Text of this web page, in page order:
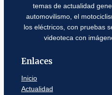
temas de actualidad
automovilismo, el
los eléctricos, con pruebas
videoteca con
Enlaces
Inicio
Actualidad